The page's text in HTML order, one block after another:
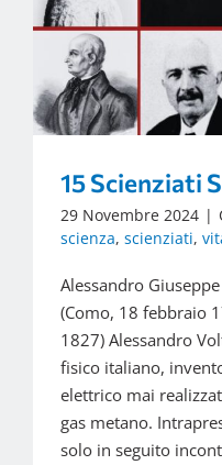
15 Scienziati
29 Novembre 2024 |
scienza, scienziati,
Alessandro
(Como, 18 febbraio
1827) Alessandro
fisico italiano,
elettrico mai
gas metano.
solo in seguito